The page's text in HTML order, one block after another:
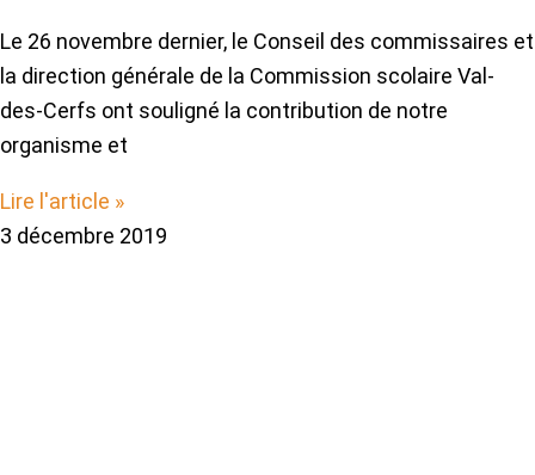
Le 26 novembre dernier, le Conseil des commissaires et
la direction générale de la Commission scolaire Val-
des-Cerfs ont souligné la contribution de notre
organisme et
Lire l'article »
3 décembre 2019